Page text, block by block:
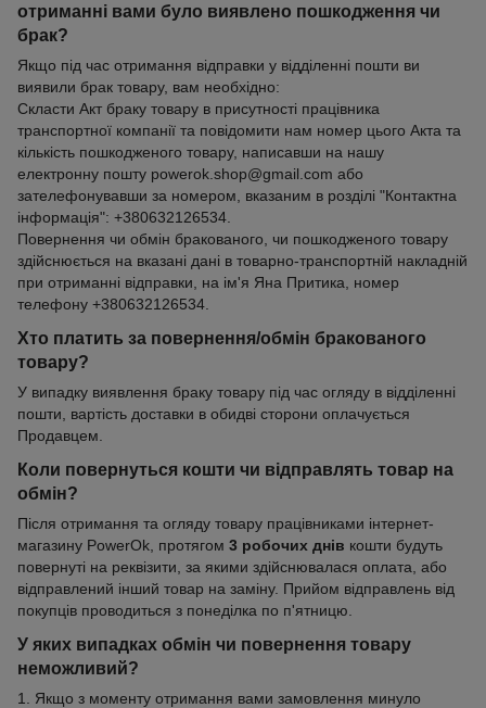
отриманні вами було виявлено пошкодження чи
брак?
Якщо під час отримання відправки у відділенні пошти ви
виявили брак товару, вам необхідно:
Скласти Акт браку товару в присутності працівника
транспортної компанії та повідомити нам номер цього Акта та
кількість пошкодженого товару, написавши на нашу
електронну пошту powerok.shop@gmail.com або
зателефонувавши за номером, вказаним в розділі "Контактна
інформація": +380632126534.
Повернення чи обмін бракованого, чи пошкодженого товару
здійснюється на вказані дані в товарно-транспортній накладній
при отриманні відправки, на ім'я Яна Притика, номер
телефону +380632126534.
Хто платить за повернення/обмін бракованого
товару?
У випадку виявлення браку товару під час огляду в відділенні
пошти, вартість доставки в обидві сторони оплачується
Продавцем.
Коли повернуться кошти чи відправлять товар на
обмін?
Після отримання та огляду товару працівниками інтернет-
магазину PowerOk, протягом 3 робочих днів кошти будуть
повернуті на реквізити, за якими здійснювалася оплата, або
відправлений інший товар на заміну. Прийом відправлень від
покупців проводиться з понеділка по п'ятницю.
У яких випадках обмін чи повернення товару
неможливий?
1. Якщо з моменту отримання вами замовлення минуло